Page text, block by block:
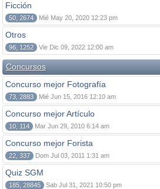
Ficción
50, 2674 Mié May 20, 2020 12:23 pm
Otros
96, 1252 Vie Dic 09, 2022 12:00 am
Concursos
Concurso mejor Fotografía
73, 2883 Mié Jun 15, 2016 12:10 am
Concurso mejor Artículo
10, 114 Mar Jun 29, 2010 6:14 am
Concurso mejor Forista
22, 337 Dom Jul 03, 2011 1:31 am
Quiz SGM
185, 28845 Sab Jul 31, 2021 10:50 pm